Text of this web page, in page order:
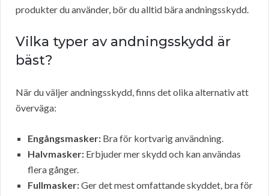
produkter du använder, bör du alltid bära andningsskydd.
Vilka typer av andningsskydd är
bäst?
När du väljer andningsskydd, finns det olika alternativ att
överväga:
Engångsmasker: Bra för kortvarig användning.
Halvmasker: Erbjuder mer skydd och kan användas
flera gånger.
Fullmasker:Ger det mest omfattande skyddet, bra för